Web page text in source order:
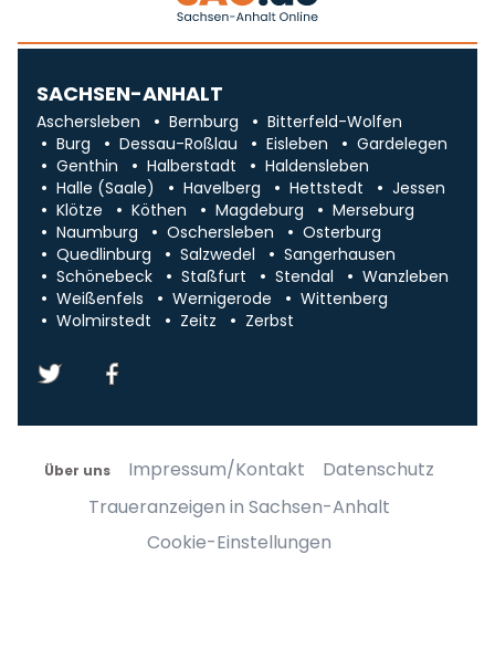
SACHSEN-ANHALT
Aschersleben Bernburg
Bitterfeld-Wolfen
Burg
Dessau-Roßlau Eisleben
Gardelegen
Genthin
Halberstadt
Haldensleben
Halle (Saale)
Havelberg Hettstedt
Jessen
Klötze
Köthen Magdeburg
Merseburg
Naumburg
Oschersleben
Osterburg
Quedlinburg
Salzwedel
Sangerhausen
Schönebeck
Staßfurt Stendal
Wanzleben
Weißenfels
Wernigerode
Wittenberg
Wolmirstedt
Zeitz Zerbst
Über uns Impressum/Kontakt
Datenschutz
Traueranzeigen in Sachsen-Anhalt
Cookie-Einstellungen